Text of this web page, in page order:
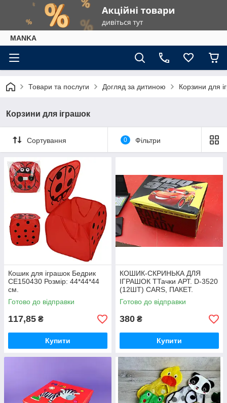
МАNKА
Товари та послуги Догляд за дитиною Корзини для
Корзини для іграшок
Сортування 0 Фільтри
Кошик для іграшок Бедрик
CE150430 Розмір: 44*44*44
см.
Готово до відправки
117,85 ₴
Купити
КОШИК-СКРИНЬКА ДЛЯ
ІГРАШОК ТТачки АРТ. D-3520
(12ШТ) CARS, ПАКЕТ.
40*25*25СМ
Готово до відправки
380 ₴
Купити